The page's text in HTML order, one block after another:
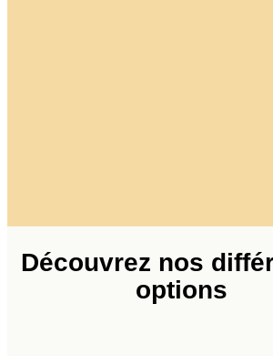
Découvrez nos
options